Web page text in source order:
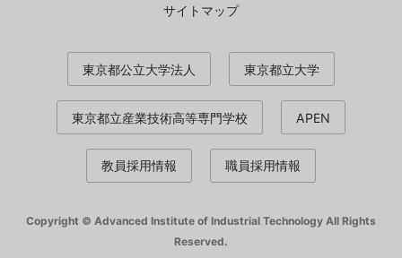
サイトマップ
東京都公立大学法人 東京都立大学
東京都立産業技術高等専門学校 APEN
教員採用情報 職員採用情報
Copyright © Advanced Institute of Industrial Technology All Rights
Reserved.